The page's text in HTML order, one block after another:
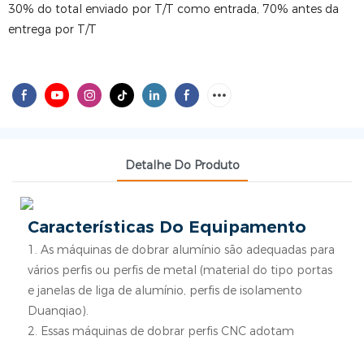
30% do total enviado por T/T como entrada, 70% antes da
entrega por T/T
Detalhe Do Produto
Características Do Equipamento
1. As máquinas de dobrar alumínio são adequadas para
vários perfis ou perfis de metal (material do tipo portas
e janelas de liga de alumínio, perfis de isolamento
Duanqiao).
2. Essas máquinas de dobrar perfis CNC adotam